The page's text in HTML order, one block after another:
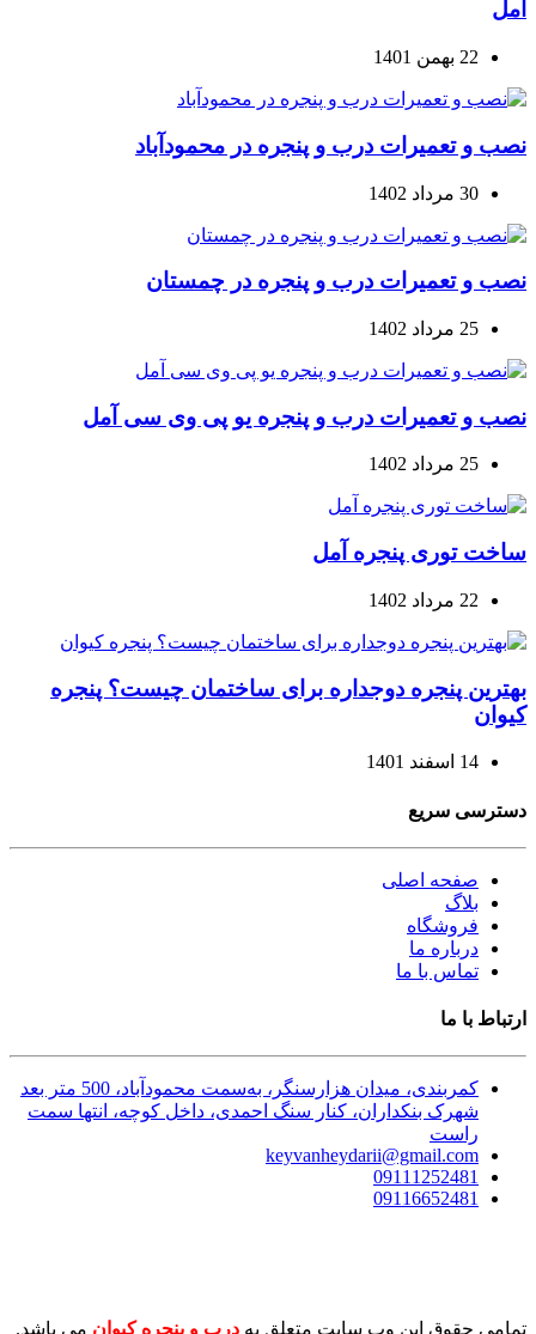
آمل
22 بهمن 1401
نصب و تعمیرات درب و پنجره در محمودآباد
30 مرداد 1402
نصب و تعمیرات درب و پنجره در چمستان
25 مرداد 1402
نصب و تعمیرات درب و پنجره یو پی وی سی آمل
25 مرداد 1402
ساخت توری پنجره آمل
22 مرداد 1402
بهترین پنجره دوجداره برای ساختمان چیست؟ پنجره
کیوان
14 اسفند 1401
دسترسی سریع
صفحه اصلی
بلاگ
فروشگاه
درباره ما
تماس با ما
ارتباط با ما
کمربندی، میدان هزارسنگر، به‌سمت محمودآباد، 500 متر بعد
شهرک بنکداران، کنار سنگ احمدی، داخل کوچه، انتها سمت
راست
keyvanheydarii@gmail.com
09111252481
09116652481
تمامی حقوق این وب سایت متعلق به درب و پنجره کیوان می باشد.